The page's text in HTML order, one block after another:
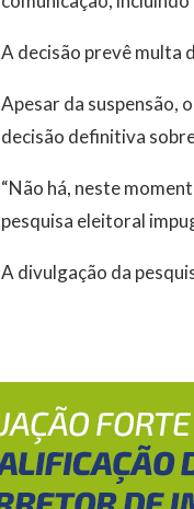
A decisão prevê multa
Apesar da suspensão,
decisão definitiva
“Não há, neste
pesquisa eleitoral
A divulgação da